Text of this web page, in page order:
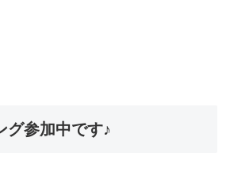
グ参加中です♪